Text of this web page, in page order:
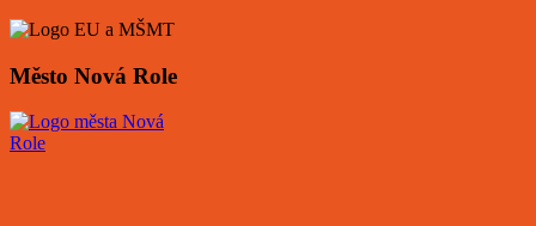
Město Nová Role